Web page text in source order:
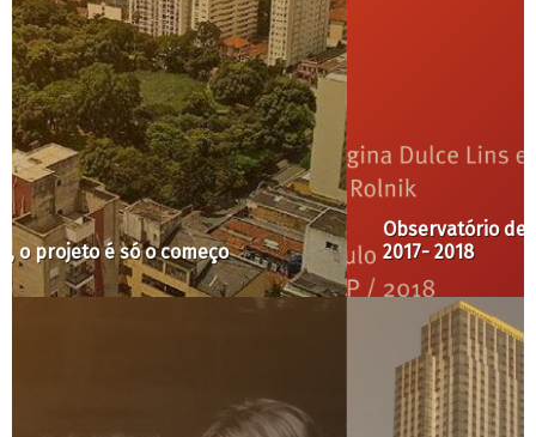
Observatório de Remoções apresenta o Relatório
2017- 2018